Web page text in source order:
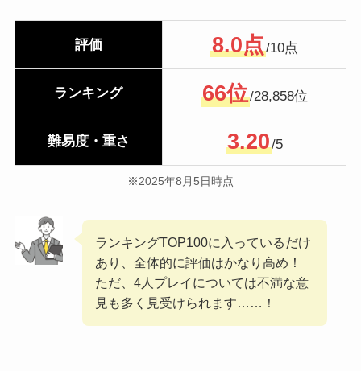
評価 8.0点/10点
ランキング 66位/28,858位
難易度・重さ 3.20/5
※2025年8月5日時点
ランキングTOP100に入っているだけ
あり、全体的に評価はかなり高め！
ただ、4人プレイについては不満な意
見も多く見受けられます……！